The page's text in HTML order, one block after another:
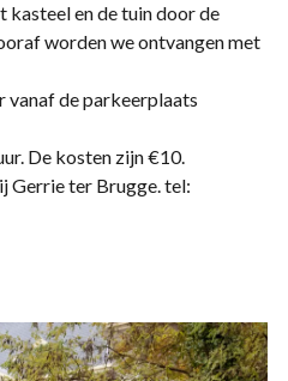
kasteel en de tuin door de
worden we ontvangen met
vanaf de parkeerplaats
De kosten zijn €10.
Gerrie ter Brugge. tel: